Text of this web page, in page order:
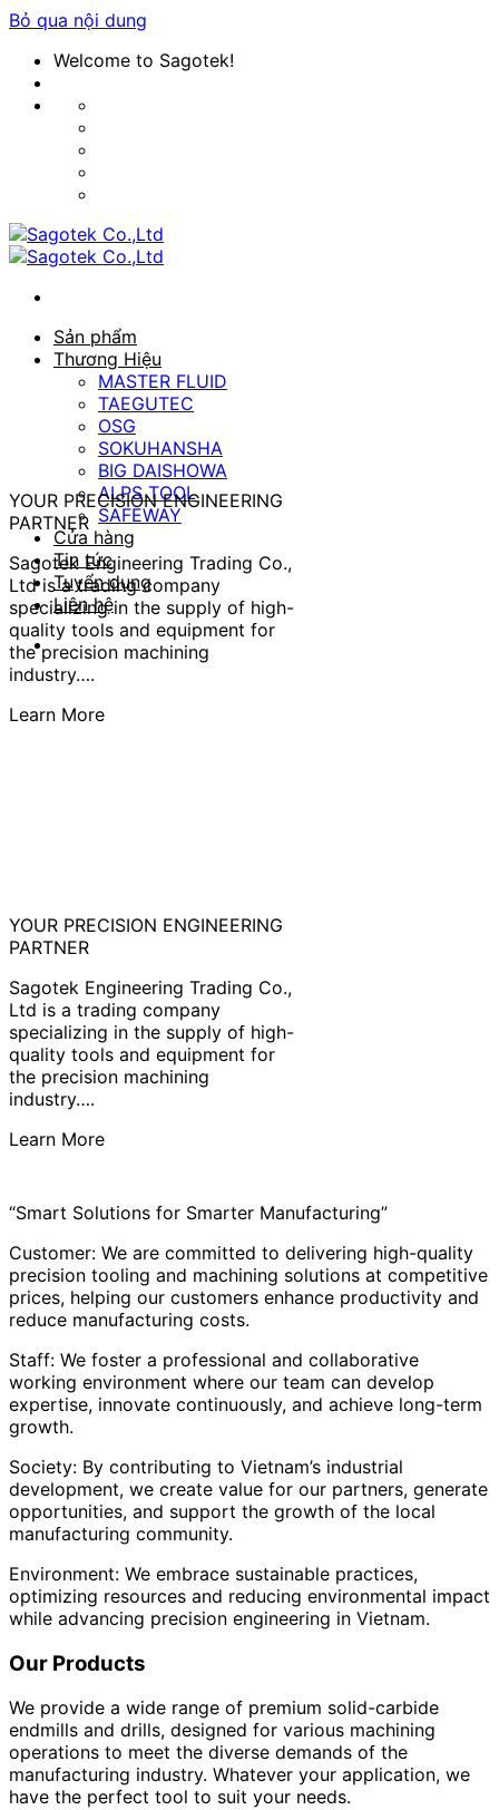
Bỏ qua nội dung
Welcome to Sagotek!
Sản phẩm
Thương Hiệu
MASTER FLUID
TAEGUTEC
OSG
SOKUHANSHA
BIG DAISHOWA
ALPS TOOL
SAFEWAY
Cửa hàng
Tin tức
Tuyển dụng
Liên hệ
YOUR PRECISION ENGINEERING
PARTNER
Sagotek Engineering Trading Co.,
Ltd is a trading company
specializing in the supply of high-
quality tools and equipment for
the precision machining
industry….
Learn More
YOUR PRECISION ENGINEERING
PARTNER
Sagotek Engineering Trading Co.,
Ltd is a trading company
specializing in the supply of high-
quality tools and equipment for
the precision machining
industry….
Learn More
“Smart Solutions for Smarter Manufacturing”
Customer: We are committed to delivering high-quality
precision tooling and machining solutions at competitive
prices, helping our customers enhance productivity and
reduce manufacturing costs.
Staff: We foster a professional and collaborative
working environment where our team can develop
expertise, innovate continuously, and achieve long-term
growth.
Society: By contributing to Vietnam’s industrial
development, we create value for our partners, generate
opportunities, and support the growth of the local
manufacturing community.
Environment: We embrace sustainable practices,
optimizing resources and reducing environmental impact
while advancing precision engineering in Vietnam.
Our Products
We provide a wide range of premium solid-carbide
endmills and drills, designed for various machining
operations to meet the diverse demands of the
manufacturing industry. Whatever your application, we
have the perfect tool to suit your needs.